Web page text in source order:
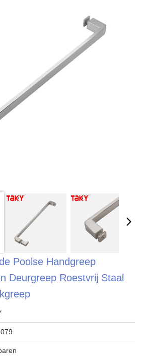
Poolse Handgreep
Deurgreep Roestvrij Staal